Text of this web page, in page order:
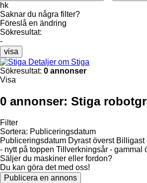
hk
Saknar du några filter?
Föreslå en ändring
Sökresultat:
-
visa
Detaljer om Stiga
Sökresultat: 0 annonser
Visa
0 annonser: Stiga
Filter
Sortera: Publiceringsdatum
Publiceringsdatum Dyrast överst Billigast
- nytt på toppen Tillverkningsår - gammal
Säljer du maskiner eller fordon?
Du kan göra det med oss!
Publicera en annons